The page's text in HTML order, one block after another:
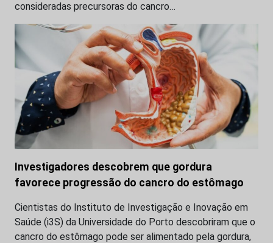
consideradas precursoras do cancro…
Investigadores descobrem que gordura
favorece progressão do cancro do estômago
Cientistas do Instituto de Investigação e Inovação em
Saúde (i3S) da Universidade do Porto descobriram que o
cancro do estômago pode ser alimentado pela gordura,